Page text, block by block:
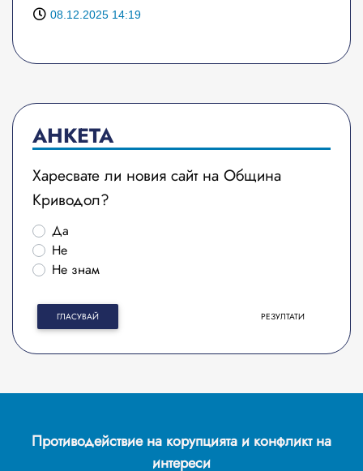
08.12.2025 14:19
АНКЕТА
Харесвате ли новия сайт на Община
Криводол?
Да
Не
Не знам
ГЛАСУВАЙ РЕЗУЛТАТИ
Противодействие на корупцията и конфликт на
интереси